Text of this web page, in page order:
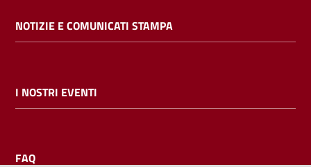
bibliotecario
NOTIZIE E COMUNICATI STAMPA
I NOSTRI EVENTI
FAQ